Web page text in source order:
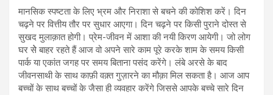
मानसिक स्पष्टता के लिए भ्रम और निराशा से बचने की कोशिश करें। दिन
चढ़ने पर वित्तीय तौर पर सुधार आएगा। दिन चढ़ने पर किसी पुराने दोस्त से
सुखद मुलाक़ात होगी। प्रेम-जीवन में आशा की नयी किरण आयेगी। जो लोग
घर सेे बाहर रहते हैं आज वो अपने सारे काम पूरे करके शाम के समय किसी
पार्क या एकांत जगह पर समय बिताना पसंद करेंगे। लंबे अरसे के बाद
जीवनसाथी के साथ काफ़ी वक़्त गुज़ारने का मौक़ा मिल सकता है। आज आप
बच्चों के साथ बच्चों के जैसा ही व्यवहार करेंगे जिससे आपके बच्चे सारे दिन